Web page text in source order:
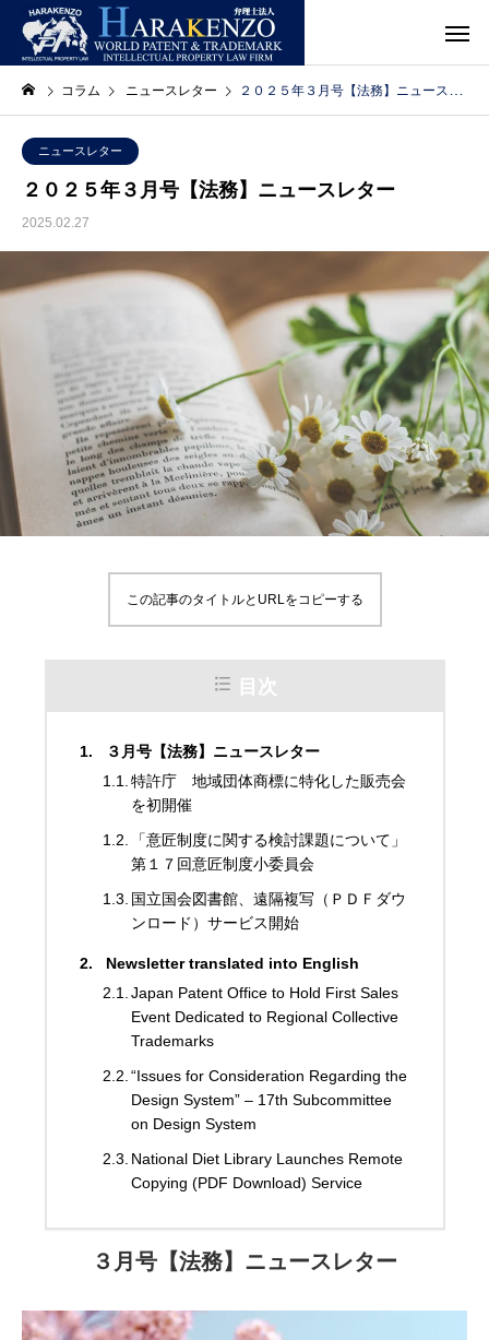
コラム ニュースレター ２０２５年３月号【法務】ニュースレター
ニュースレター
２０２５年３月号【法務】ニュースレター
2025.02.27
この記事のタイトルとURLをコピーする
目次
３月号【法務】ニュースレター
特許庁 地域団体商標に特化した販売会
を初開催
「意匠制度に関する検討課題について」
第１７回意匠制度小委員会
国立国会図書館、遠隔複写（ＰＤＦダウ
ンロード）サービス開始
Newsletter translated into English
Japan Patent Office to Hold First Sales
Event Dedicated to Regional Collective
Trademarks
“Issues for Consideration Regarding the
Design System” – 17th Subcommittee
on Design System
National Diet Library Launches Remote
Copying (PDF Download) Service
３月号【法務】ニュースレター